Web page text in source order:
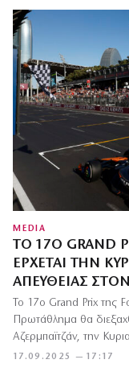
MEDIA
ΤΟ 17Ο GRAND
ΈΡΧΕΤΑΙ ΤΗΝ
ΑΠΕΥΘΕΊΑΣ
17.09.2025 — 17:17
Το 17ο Grand Prix της
Πρωτάθλημα θα
Αζερμπαϊτζάν, την